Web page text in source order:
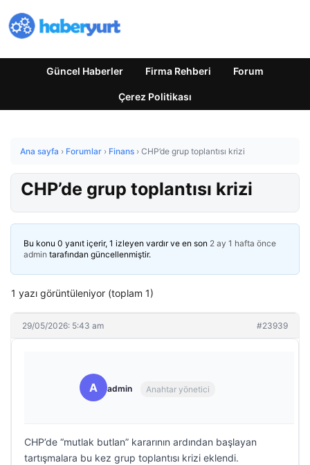
Güncel Haberler Firma Rehberi Forum
Çerez Politikası
Ana sayfa › Forumlar › Finans › CHP’de grup toplantısı krizi
CHP’de grup toplantısı krizi
Bu konu 0 yanıt içerir, 1 izleyen vardır ve en son 2 ay 1 hafta önce
admin tarafından güncellenmiştir.
1 yazı görüntüleniyor (toplam 1)
29/05/2026: 5:43 am #23939
A admin Anahtar yönetici
CHP’de “mutlak butlan” kararının ardından başlayan
tartışmalara bu kez grup toplantısı krizi eklendi.